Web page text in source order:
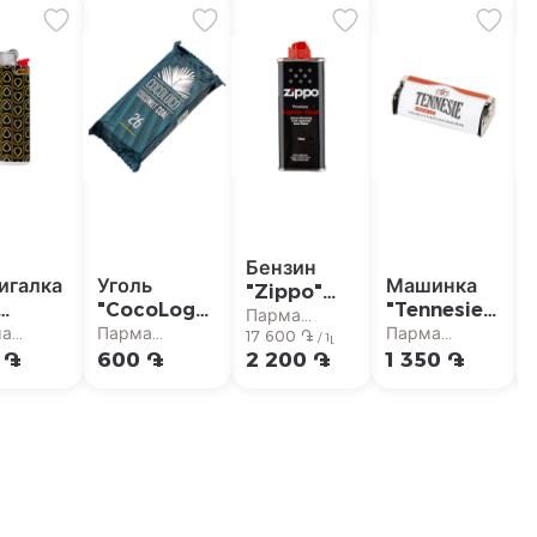
֏
Уголь
"CocoLogo"
для
кальяна,
Парма
супермаркет
600 ֏
Бензин
"Zippo"
для
зажигалок
125мл
Парма
супермаркет
17 600 ֏ / 1լ
2 200 ֏
Машинка
"Tennesie
Premium"
для
Парма
супермаркет
1 350 ֏